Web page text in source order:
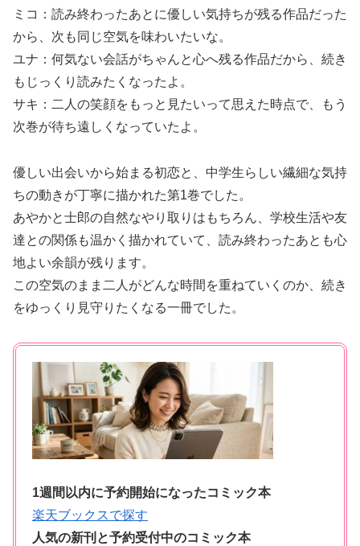
ミコ：読み終わったあとに優しい気持ちが残る作品だった
から、次も同じ空気を味わいたいな。
ユナ：何気ない会話がちゃんと心へ残る作品だから、続き
もじっくり読みたくなったよ。
サキ：二人の笑顔をもっと見たいって思えた時点で、もう
次巻が待ち遠しくなっていたよ。
優しい出会いから始まる初恋と、中学生らしい繊細な気持
ちの動きが丁寧に描かれた第1巻でした。
あやかと士郎の自然なやり取りはもちろん、学校生活や友
達との関係も温かく描かれていて、読み終わったあとも心
地よい余韻が残ります。
この空気のまま二人がどんな時間を重ねていくのか、続き
をゆっくり見守りたくなる一冊でした。
1週間以内に予約開始になったコミック本
楽天ブックスで探す
人気の新刊と予約受付中のコミック本